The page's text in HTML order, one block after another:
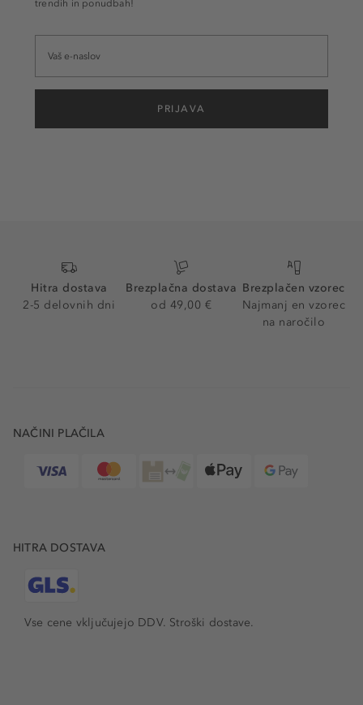
trendih in ponudbah!
PRIJAVA
Hitra dostava
2-5 delovnih dni
Brezplačna dostava
od 49,00 €
Brezplačen vzorec
Najmanj en vzorec
na naročilo
NAČINI PLAČILA
HITRA DOSTAVA
Vse cene vključujejo DDV. Stroški dostave.